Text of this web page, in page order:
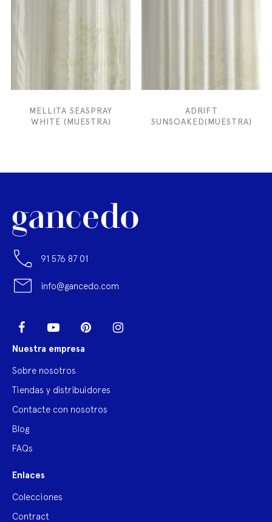
MELLITA SEASPRAY
WHITE (MUESTRA)
ADRIFT
SUNSOAKED(MUESTRA)
91 576 87 01
info@gancedo.com
Facebook YouTube Pinterest
Nuestra empresa
Sobre nosotros
Tiendas y distribuidores
Contacte con nosotros
Blog
FAQs
Enlaces
Colecciones
Contract